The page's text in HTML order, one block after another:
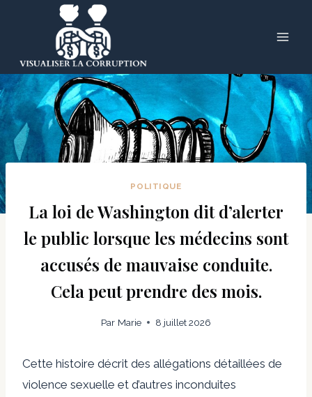
POLITIQUE
La loi de Washington dit d’alerter
le public lorsque les médecins sont
accusés de mauvaise conduite.
Cela peut prendre des mois.
Par Marie 8 juillet 2026
Cette histoire décrit des allégations détaillées de
violence sexuelle et d’autres inconduites